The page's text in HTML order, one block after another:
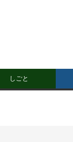
しごと